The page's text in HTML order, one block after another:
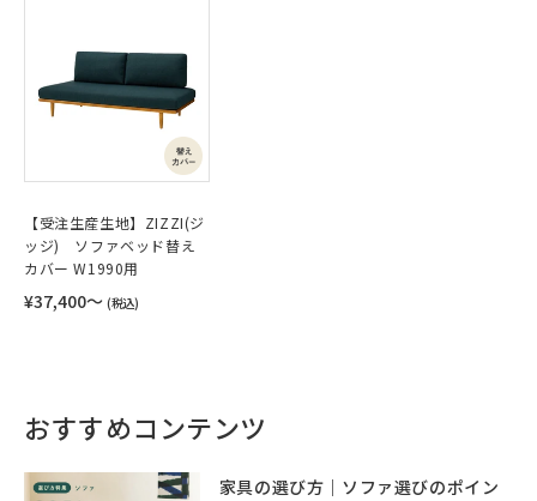
【受注生産生地】ZIZZI(ジ
ッジ) ソファベッド替え
カバー W1990用
¥37,400〜 (税込)
おすすめコンテンツ
家具の選び方｜ソファ選びのポイン